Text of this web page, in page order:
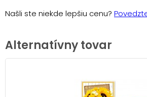
Našli ste niekde lepšiu cenu?
Alternatívny tovar